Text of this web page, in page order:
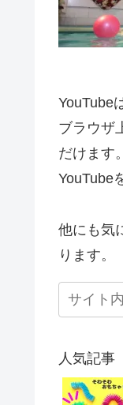
YouTube
ブラウザ
だけます
YouTube
他にも気
ります
人気記事